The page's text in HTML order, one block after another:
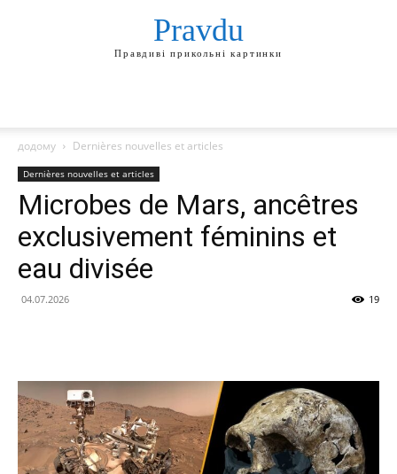
Pravdu
Правдиві прикольні картинки
додому Dernières nouvelles et articles
Dernières nouvelles et articles
Microbes de Mars, ancêtres
exclusivement féminins et
eau divisée
04.07.2026 19